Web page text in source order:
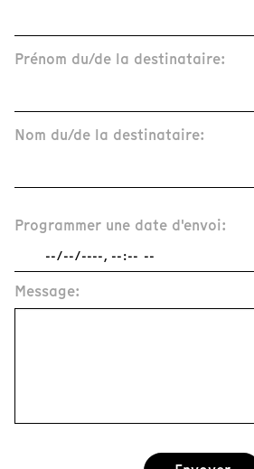
Prénom du/de la destinataire:
Nom du/de la destinataire:
Programmer une date d'envoi:
Message: